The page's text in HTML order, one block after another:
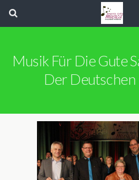
Musik Für Die Gute
Der